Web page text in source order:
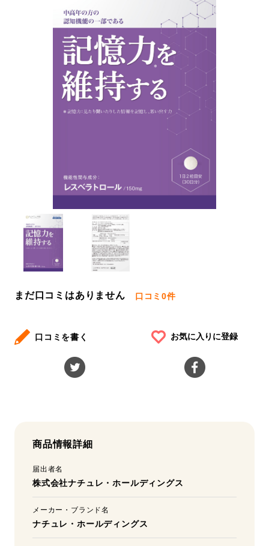
まだ口コミはありません 口コミ0件
口コミを書く お気に入りに登録
商品情報詳細
届出者名
株式会社ナチュレ・ホールディングス
メーカー・ブランド名
ナチュレ・ホールディングス